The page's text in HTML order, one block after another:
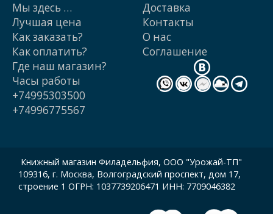
Мы здесь …
Лучшая цена
Как заказать?
Как оплатить?
Доставка
Контакты
О нас
Cоглашение
Где наш магазин?
Часы работы
+74995303500
+74996775567
Книжный магазин Филадельфия, ООО "Урожай-ТП"
109316, г. Москва, Волгоградский проспект, дом 17,
строение 1 ОГРН: 1037739206471 ИНН: 7709046382